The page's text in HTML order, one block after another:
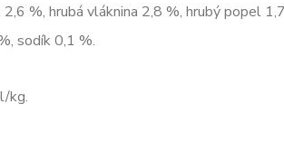
%, hrubá vláknina 2,8 %, hrubý popel
sodík 0,1 %.
kg.